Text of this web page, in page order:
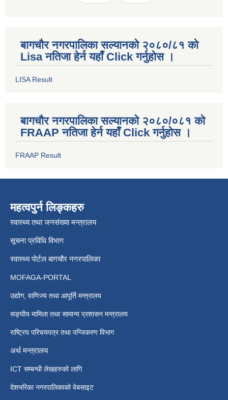
बागचौर नगरपालिका सल्यानको २०८०/८१ को
Lisa नतिजा हेर्न यहाँ Click गर्नुहोस ।
LISA Result
बागचौर नगरपालिका सल्यानको २०८०/०८१ को
FRAAP नतिजा हेर्न यहाँ Click गर्नुहोस ।
FRAAP Result
महत्वपुर्न लिङ्कहरु
स्वास्थ्य तथा जनसंख्या मन्त्रालय
सूचना प्रविधि विभाग
स्वास्थ्य पोर्टल बागचौर नगरपालिका
MOFAGA-PORTAL
उद्योग, वाणिज्य तथा आपूर्ति मन्त्रालय
सङ्घीय मामिला तथा सामान्य प्रशासन मन्त्रालय
राष्ट्रिय परिचयपत्र तथा पन्जिकरण विभाग
अर्थ मन्त्रालय
ICT सम्बन्धी लेखहरुको लागि
देशभरिका नगरपालिकाको वेबसाइट